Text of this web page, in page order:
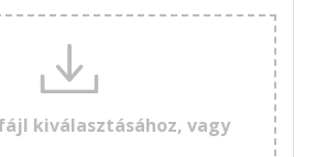
kiválasztásához, vagy